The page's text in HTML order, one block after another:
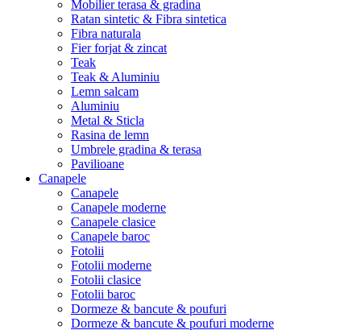
Mobilier terasa & gradina
Ratan sintetic & Fibra sintetica
Fibra naturala
Fier forjat & zincat
Teak
Teak & Aluminiu
Lemn salcam
Aluminiu
Metal & Sticla
Rasina de lemn
Umbrele gradina & terasa
Pavilioane
Canapele
Canapele
Canapele moderne
Canapele clasice
Canapele baroc
Fotolii
Fotolii moderne
Fotolii clasice
Fotolii baroc
Dormeze & bancute & poufuri
Dormeze & bancute & poufuri moderne